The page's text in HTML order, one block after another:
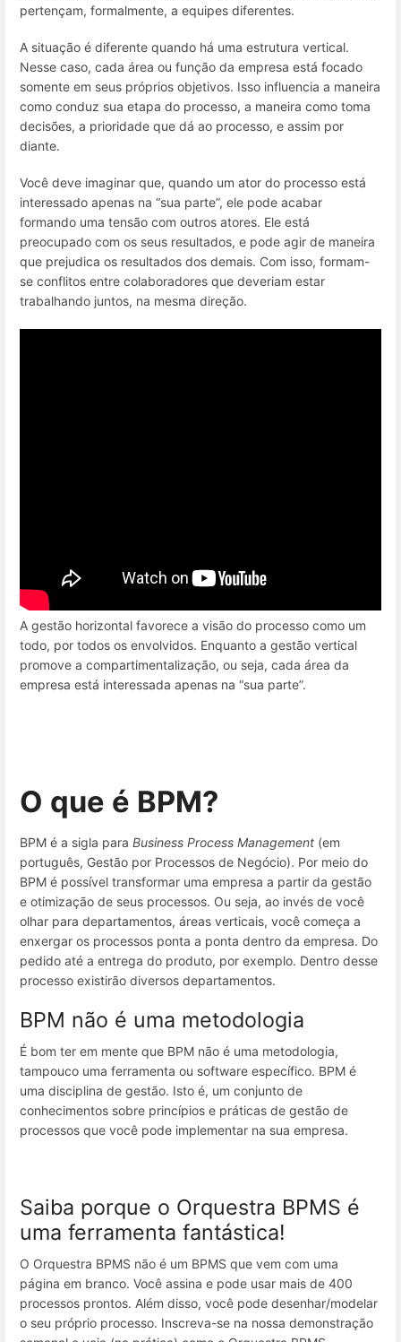
pertençam, formalmente, a equipes diferentes.
A situação é diferente quando há uma estrutura vertical.
Nesse caso, cada área ou função da empresa está focado
somente em seus próprios objetivos. Isso influencia a maneira
como conduz sua etapa do processo, a maneira como toma
decisões, a prioridade que dá ao processo, e assim por
diante.
Você deve imaginar que, quando um ator do processo está
interessado apenas na “sua parte”, ele pode acabar
formando uma tensão com outros atores. Ele está
preocupado com os seus resultados, e pode agir de maneira
que prejudica os resultados dos demais. Com isso, formam-
se conflitos entre colaboradores que deveriam estar
trabalhando juntos, na mesma direção.
A gestão horizontal favorece a visão do processo como um
todo, por todos os envolvidos. Enquanto a gestão vertical
promove a compartimentalização, ou seja, cada área da
empresa está interessada apenas na “sua parte”.
O que é BPM?
BPM é a sigla para Business Process Management (em
português, Gestão por Processos de Negócio). Por meio do
BPM é possível transformar uma empresa a partir da gestão
e otimização de seus processos. Ou seja, ao invés de você
olhar para departamentos, áreas verticais, você começa a
enxergar os processos ponta a ponta dentro da empresa. Do
pedido até a entrega do produto, por exemplo. Dentro desse
processo existirão diversos departamentos.
BPM não é uma metodologia
É bom ter em mente que BPM não é uma metodologia,
tampouco uma ferramenta ou software específico. BPM é
uma disciplina de gestão. Isto é, um conjunto de
conhecimentos sobre princípios e práticas de gestão de
processos que você pode implementar na sua empresa.
Saiba porque o Orquestra BPMS é
uma ferramenta fantástica!
O Orquestra BPMS não é um BPMS que vem com uma
página em branco. Você assina e pode usar mais de 400
processos prontos. Além disso, você pode desenhar/modelar
o seu próprio processo. Inscreva-se na nossa demonstração